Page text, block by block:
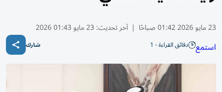
23 مايو 2026 01:42 صباحًا | آخر تحديث: 23 مايو 01:43 2026
استمع دقائق القراءة - 1 شارك